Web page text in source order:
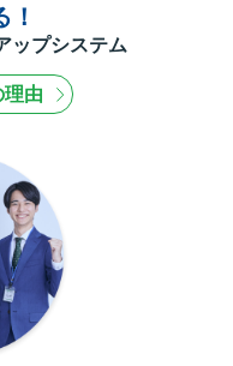
ップシステム
由